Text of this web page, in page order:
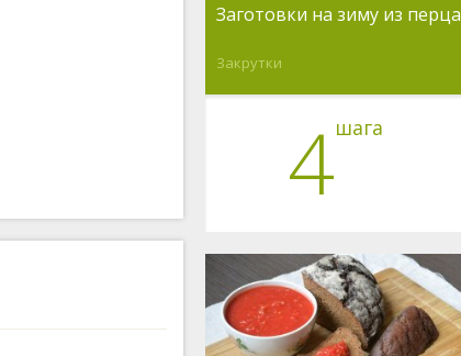
Заготовки на зиму из перца
Закрутки
4шага